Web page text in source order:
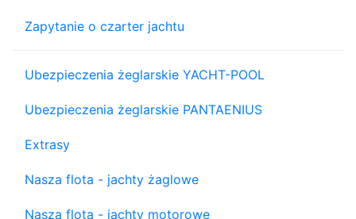
Zapytanie o czarter jachtu
Ubezpieczenia żeglarskie YACHT-POOL
Ubezpieczenia żeglarskie PANTAENIUS
Extrasy
Nasza flota - jachty żaglowe
Nasza flota - jachty motorowe